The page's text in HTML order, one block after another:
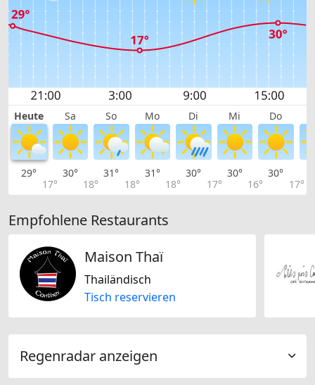
Heute Sa So Mo Di Mi Do
29°
17°
30°
18°
31°
18°
31°
18°
30°
17°
30°
16°
30°
17°
Empfohlene Restaurants
Maison Thaï
Thailändisch
Tisch reservieren
Regenradar anzeigen